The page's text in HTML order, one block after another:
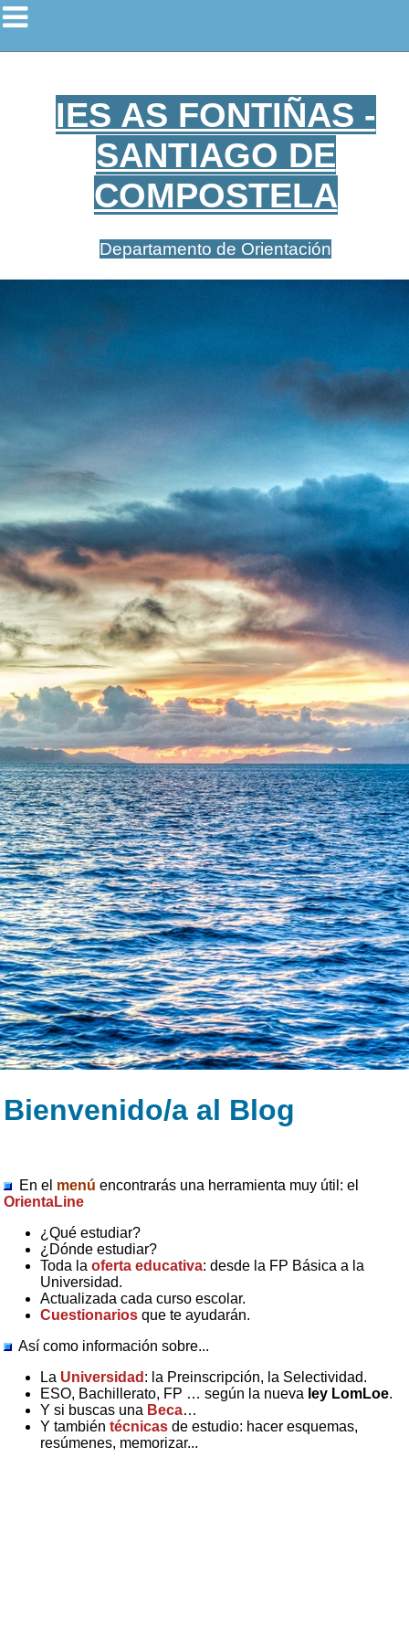
IES AS FONTIÑAS -
SANTIAGO DE
COMPOSTELA
Departamento de Orientación
Bienvenido/a al Blog
En el menúencontrarás una herramienta muy útil: el
OrientaLine
¿Qué estudiar?
¿Dónde estudiar?
Toda laoferta educativa: desde la FP Básica a la
Universidad.
Actualizada cada curso escolar.
Cuestionariosque te ayudarán.
Así como información sobre...
La Universidad : la Preinscripción, la Selectividad.
ESO, Bachillerato, FP … según la nueva ley LomLoe.
Y si buscas una Beca…
Y tambiéntécnicasde estudio: hacer esquemas,
resúmenes, memorizar...